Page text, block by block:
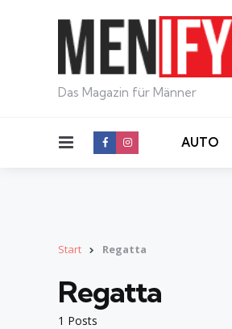
Das Magazin für Männer
Menu AUTO
Start Regatta
1 Posts
Regatta